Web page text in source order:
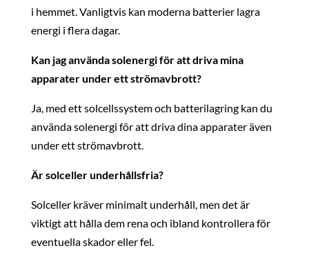
i hemmet. Vanligtvis kan moderna batterier lagra
energi i flera dagar.
Kan jag använda solenergi för att driva mina
apparater under ett strömavbrott?
Ja, med ett solcellssystem och batterilagring kan du
använda solenergi för att driva dina apparater även
under ett strömavbrott.
Är solceller underhållsfria?
Solceller kräver minimalt underhåll, men det är
viktigt att hålla dem rena och ibland kontrollera för
eventuella skador eller fel.